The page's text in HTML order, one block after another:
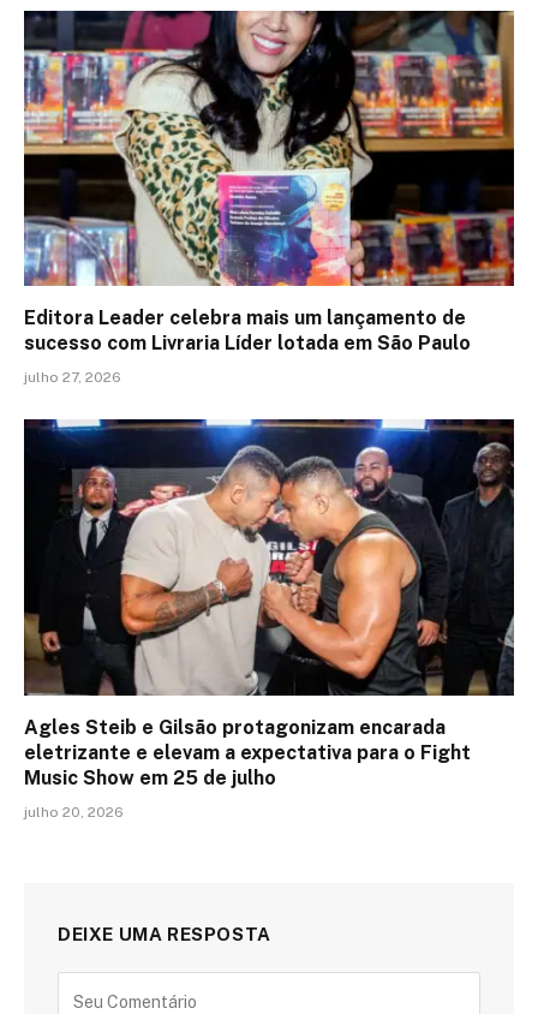
Editora Leader celebra mais um lançamento de
sucesso com Livraria Líder lotada em São Paulo
julho 27, 2026
Agles Steib e Gilsão protagonizam encarada
eletrizante e elevam a expectativa para o Fight
Music Show em 25 de julho
julho 20, 2026
DEIXE UMA RESPOSTA